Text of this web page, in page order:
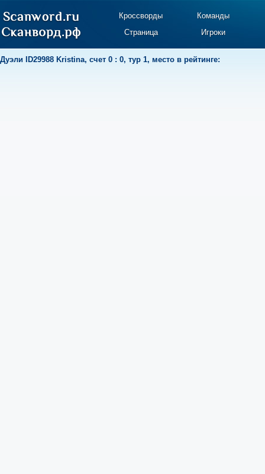
Кроссворды
Команды
Страница
Игроки
Дуэли ID29988 Kristina, счет 0 : 0, тур 1, место в рейтинге: